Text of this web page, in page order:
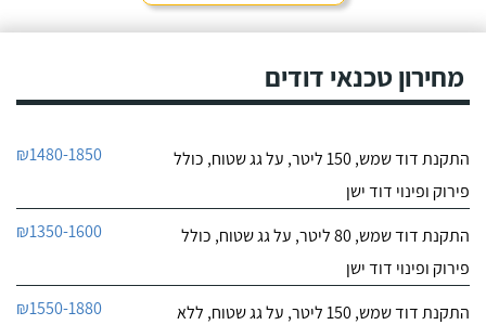
מחירון טכנאי דודים
התקנת דוד שמש, 150 ליטר, על גג שטוח, כולל
פירוק ופינוי דוד ישן
₪1480-1850
התקנת דוד שמש, 80 ליטר, על גג שטוח, כולל
פירוק ופינוי דוד ישן
₪1350-1600
התקנת דוד שמש, 150 ליטר, על גג שטוח, ללא
₪1550-1880